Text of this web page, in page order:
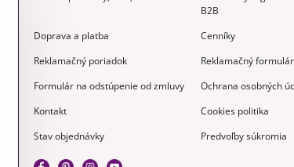
B2B
Doprava a platba
Cenníky
Reklamačný poriadok
Reklamačný formulár
Formulár na odstúpenie od zmluvy
Ochrana osobných
Kontakt
Cookies politika
Stav objednávky
Predvoľby súkromia